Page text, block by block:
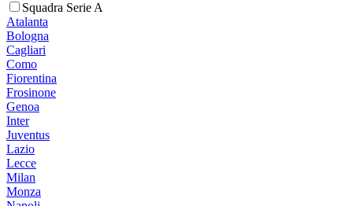
Squadra Serie A
Atalanta
Bologna
Cagliari
Como
Fiorentina
Frosinone
Genoa
Inter
Juventus
Lazio
Lecce
Milan
Monza